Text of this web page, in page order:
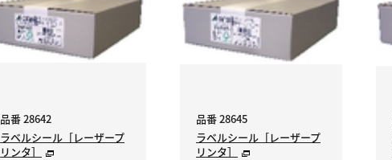
品番 28642
ラベルシール［レーザープ
リンタ］
品番 28645
ラベルシール［レーザープ
リンタ］